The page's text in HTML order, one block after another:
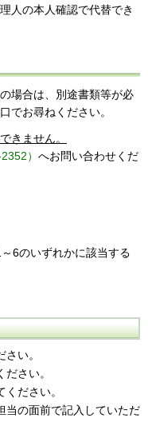
人の本人確認で代替でき
場合は、別途書類等が必
でお尋ねください。
きません。
） へお問い合わせくだ
6のいずれかに該当する
い。
ださい。
ください。
当の面前で記入していただ